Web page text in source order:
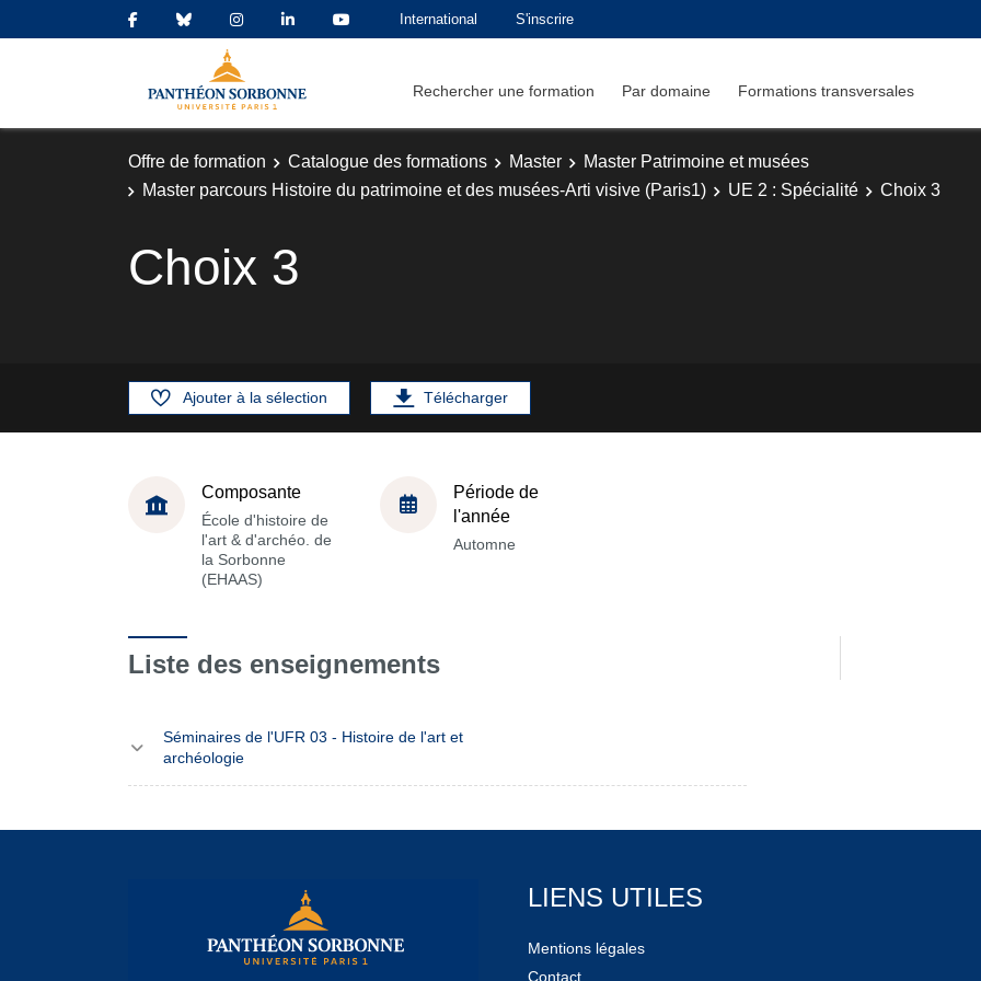
International S'inscrire
Rechercher une formation Par domaine Formations transversales
Offre de formation Catalogue des formations Master
Master Patrimoine et musées
Master parcours Histoire du patrimoine et des musées-Arti visive (Paris1)
UE 2 : Spécialité Choix 3
Choix 3
Ajouter à la sélection Télécharger
Composante
École d'histoire de
l'art & d'archéo. de
la Sorbonne
(EHAAS)
Période de
l'année
Automne
Liste des enseignements
Séminaires de l'UFR 03 - Histoire de l'art et
archéologie
LIENS UTILES
Mentions légales
Contact